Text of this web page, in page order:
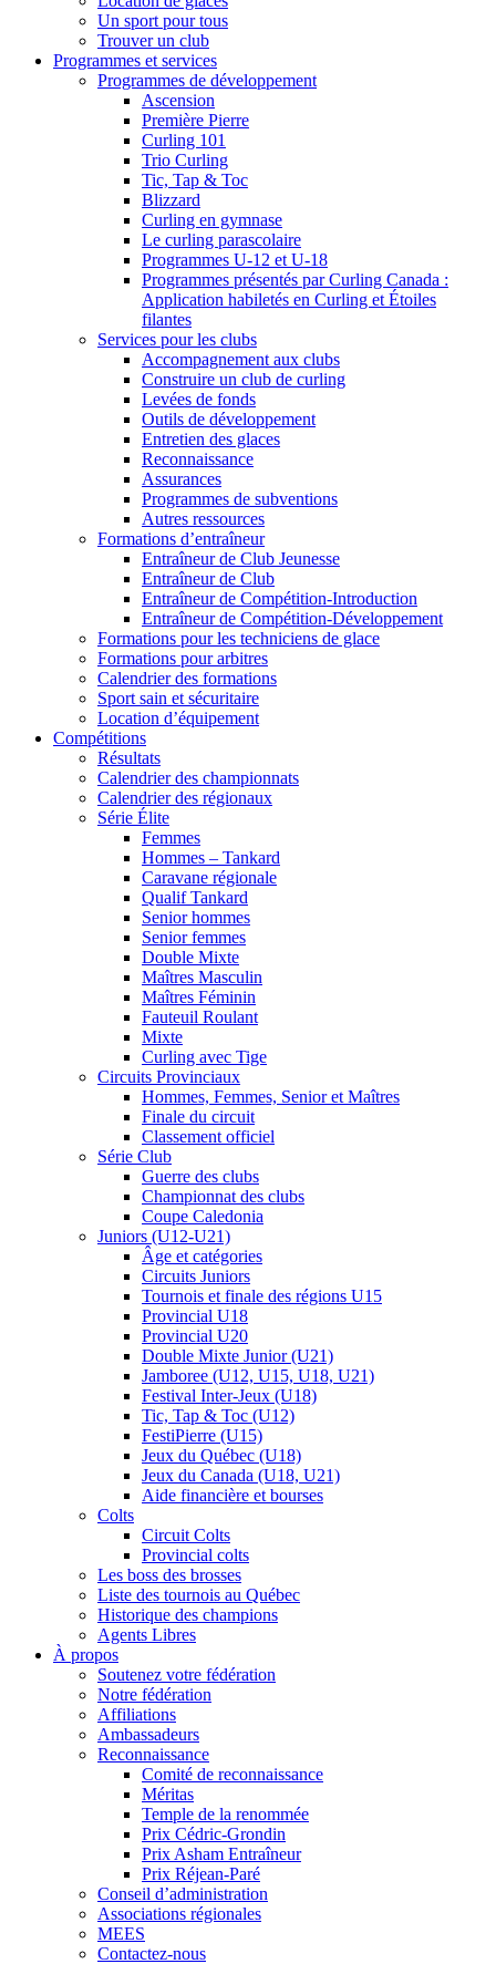
Un sport pour tous
Trouver un club
Programmes et services
Programmes de développement
Ascension
Première Pierre
Curling 101
Trio Curling
Tic, Tap & Toc
Blizzard
Curling en gymnase
Le curling parascolaire
Programmes U-12 et U-18
Programmes présentés par Curling Canada :
Application habiletés en Curling et Étoiles
filantes
Services pour les clubs
Accompagnement aux clubs
Construire un club de curling
Levées de fonds
Outils de développement
Entretien des glaces
Reconnaissance
Assurances
Programmes de subventions
Autres ressources
Formations d’entraîneur
Entraîneur de Club Jeunesse
Entraîneur de Club
Entraîneur de Compétition-Introduction
Entraîneur de Compétition-Développement
Formations pour les techniciens de glace
Formations pour arbitres
Calendrier des formations
Sport sain et sécuritaire
Location d’équipement
Compétitions
Résultats
Calendrier des championnats
Calendrier des régionaux
Série Élite
Femmes
Hommes – Tankard
Caravane régionale
Qualif Tankard
Senior hommes
Senior femmes
Double Mixte
Maîtres Masculin
Maîtres Féminin
Fauteuil Roulant
Mixte
Curling avec Tige
Circuits Provinciaux
Hommes, Femmes, Senior et Maîtres
Finale du circuit
Classement officiel
Série Club
Guerre des clubs
Championnat des clubs
Coupe Caledonia
Juniors (U12-U21)
Âge et catégories
Circuits Juniors
Tournois et finale des régions U15
Provincial U18
Provincial U20
Double Mixte Junior (U21)
Jamboree (U12, U15, U18, U21)
Festival Inter-Jeux (U18)
Tic, Tap & Toc (U12)
FestiPierre (U15)
Jeux du Québec (U18)
Jeux du Canada (U18, U21)
Aide financière et bourses
Colts
Circuit Colts
Provincial colts
Les boss des brosses
Liste des tournois au Québec
Historique des champions
Agents Libres
À propos
Soutenez votre fédération
Notre fédération
Affiliations
Ambassadeurs
Reconnaissance
Comité de reconnaissance
Méritas
Temple de la renommée
Prix Cédric-Grondin
Prix Asham Entraîneur
Prix Réjean-Paré
Conseil d’administration
Associations régionales
MEES
Contactez-nous